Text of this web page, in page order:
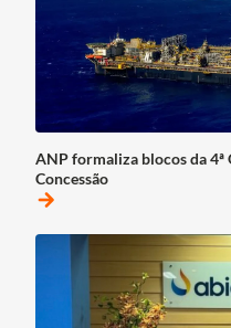
ANP formaliza blocos da 4ª
Concessão
arrow_forward